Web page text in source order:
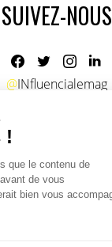
SUIVEZ-NOUS
@INfluencialemag